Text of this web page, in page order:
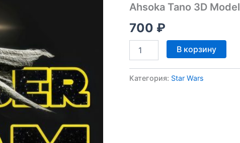
Ahsoka Tano 3D Model
700 ₽
Количество
товара
Tano
В корзину
Категория: Star Wars